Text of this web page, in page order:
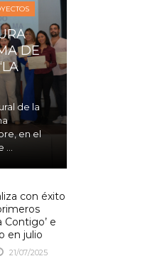
DE
de la
en el
con éxito
Contigo’ e
en julio
21/07/2025